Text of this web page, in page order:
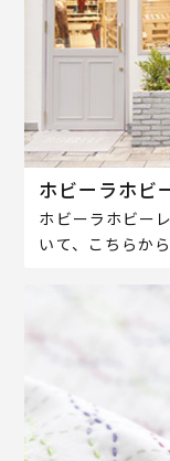
ホビーラホビ
ホビーラホビー
いて、こちらか